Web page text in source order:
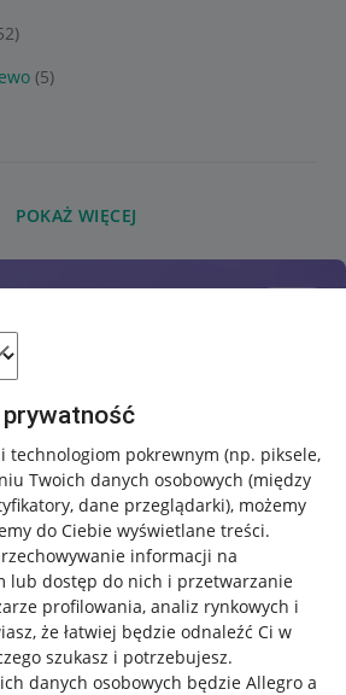
prywatność
technologiom pokrewnym (np. piksele,
Twoich danych osobowych (między
dane przeglądarki), możemy
do Ciebie wyświetlane treści.
informacji na
lub dostęp do nich i przetwarzanie
profilowania, analiz rynkowych i
że łatwiej będzie odnaleźć Ci w
szukasz i potrzebujesz.
danych osobowych będzie Allegro a
(5)
POKAŻ WIĘCEJ